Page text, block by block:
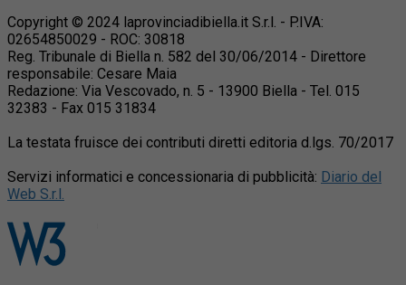
Copyright © 2024 laprovinciadibiella.it S.r.l. - P.IVA:
02654850029 - ROC: 30818
Reg. Tribunale di Biella n. 582 del 30/06/2014 - Direttore
responsabile: Cesare Maia
Redazione: Via Vescovado, n. 5 - 13900 Biella - Tel. 015
32383 - Fax 015 31834
La testata fruisce dei contributi diretti editoria d.lgs. 70/2017
Servizi informatici e concessionaria di pubblicità: Diario del
Web S.r.l.